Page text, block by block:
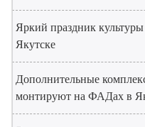
Яркий праздник
Якутске
Дополнительные
монтируют на ФАДах в